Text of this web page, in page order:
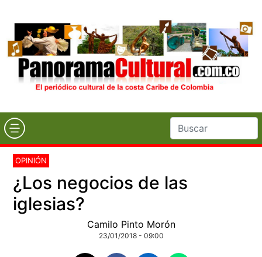
OPINIÓN
¿Los negocios de las
iglesias?
Camilo Pinto Morón
23/01/2018 - 09:00